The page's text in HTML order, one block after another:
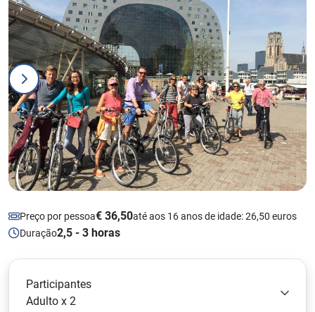
Preço por pessoa€ 36,50até aos 16 anos de idade: 26,50 euros
Duração2,5 - 3 horas
Participantes
Adulto x 2